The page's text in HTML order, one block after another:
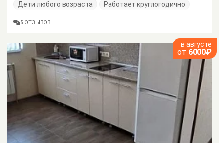
Дети любого возраста Работает круглогодично
5 ОТЗЫВОВ
в августе
от 6000₽